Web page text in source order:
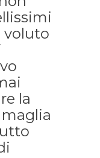
voluto
la